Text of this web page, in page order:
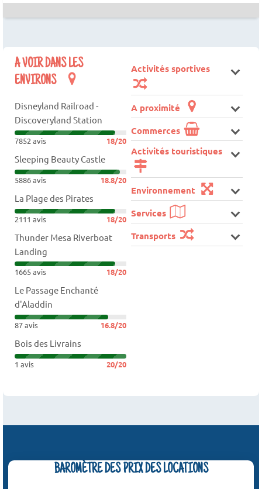
A VOIR DANS LES
ENVIRONS
Disneyland Railroad -
Discoveryland Station
7852 avis 18/20
Sleeping Beauty Castle
5886 avis 18.8/20
La Plage des Pirates
2111 avis 18/20
Thunder Mesa Riverboat
Landing
1665 avis 18/20
Le Passage Enchanté
d'Aladdin
87 avis 16.8/20
Bois des Livrains
1 avis 20/20
Activités sportives
A proximité
Commerces
Activités touristiques
Environnement
Services
Transports
BAROMÈTRE DES PRIX DES LOCATIONS